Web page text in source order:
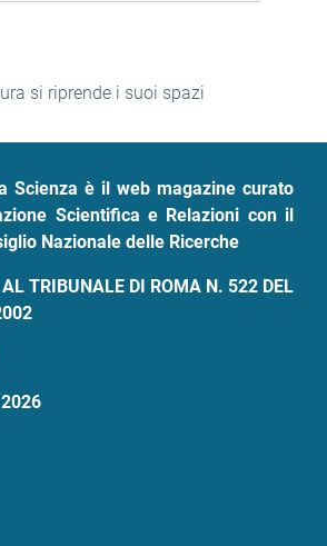
si riprende i suoi spazi
Scienza è il web magazine curato
Scientifica e Relazioni con il
Nazionale delle Ricerche
TRIBUNALE DI ROMA N. 522 DEL